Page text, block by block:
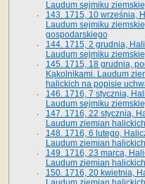
Laudum sejmiku
143. 1715, 10 września,
Laudum sejmiku
gospodarskiego
144. 1715, 2 grudnia,
Laudum sejmiku
145. 1715, 18 grudnia,
Kąkolnikami. Laudum
halickich na popisie
146. 1716, 7 stycznia,
Laudum sejmiku
147. 1716, 22 stycznia,
Laudum ziemian halickich
148. 1716, 6 lutego,
Laudum ziemian halickich
149. 1716, 23 marca,
Laudum ziemian halickich
150. 1716, 20 kwietnia,